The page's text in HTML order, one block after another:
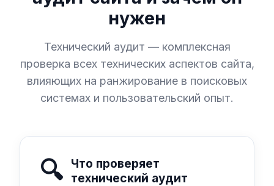
нужен
Технический аудит — комплексная
проверка всех технических аспектов сайта,
влияющих на ранжирование в поисковых
системах и пользовательский опыт.
🔍 Что проверяет
технический аудит